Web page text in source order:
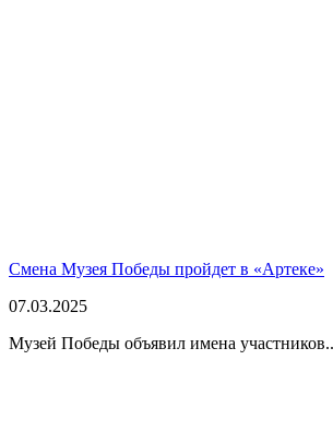
Смена Музея Победы пройдет в «Артеке»
07.03.2025
Музей Победы объявил имена